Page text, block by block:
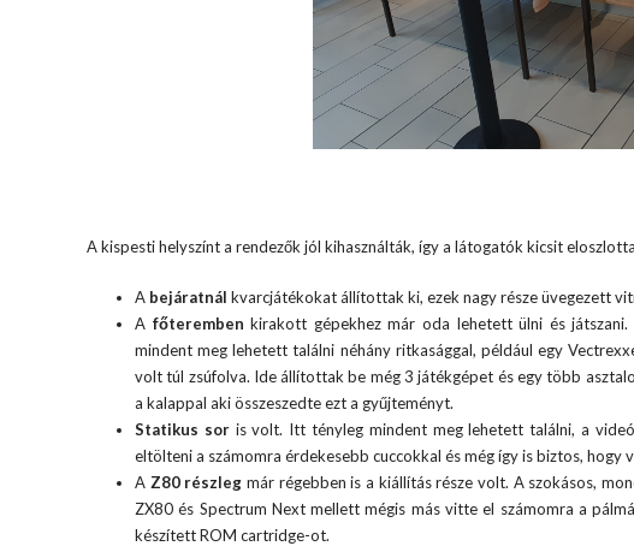
A kispesti helyszínt a rendezők jól kihasználták, így a látogatók kicsit
A bejáratnál kvarcjátékokat állítottak ki, ezek nagy része üvegezett
A főteremben kirakott gépekhez már oda lehetett ülni és
mindent meg lehetett találni néhány ritkasággal, például egy
volt túl zsúfolva. Ide állítottak be még 3 játékgépet és egy több
a kalappal aki összeszedte ezt a gyűjteményt.
Statikus soris volt. Itt tényleg mindent meg lehetett találni, a
eltölteni a számomra érdekesebb cuccokkal és még így is biztos, hogy
A Z80 részleg már régebben is a kiállítás része volt. A szokásos,
ZX80 és Spectrum Next mellett mégis más vitte el számomra a
készített ROM cartridge-ot.